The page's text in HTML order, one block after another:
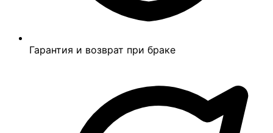
Гарантия и возврат при браке